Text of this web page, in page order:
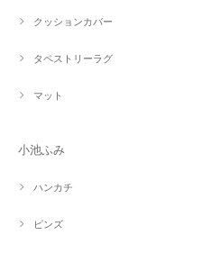
クッションカバー
タペストリーラグ
マット
小池ふみ
ハンカチ
ピンズ